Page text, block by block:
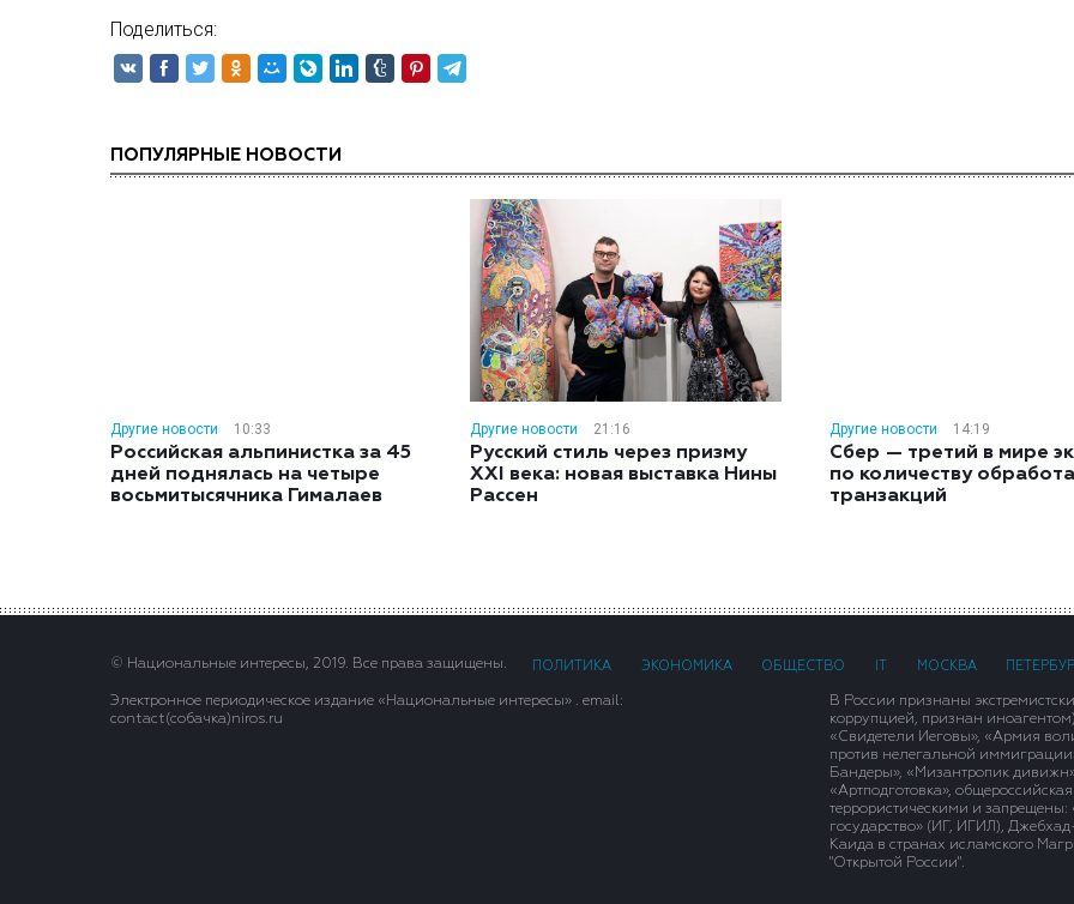
Поделиться:
ПОПУЛЯРНЫЕ НОВОСТИ
Другие новости 10:33
Российская альпинистка за 45
дней поднялась на четыре
восьмитысячника Гималаев
Другие новости 21:16
Русский стиль через призму
XXI века: новая выставка Нины
Рассен
Другие новости 14:19
Сбер — третий в мире
по количеству
транзакций
© Национальные интересы, 2019. Все права защищены. ПОЛИТИКА ЭКОНОМИКА ОБЩЕСТВО МОСКВА
Электронное периодическое издание «Национальные интересы» . email:
contact(сoбaчка)niros.ru
В России признаны
коррупцией, признан
«Свидетели Иеговы», «Армия
против нелегальной
Бандеры», «Мизантропик
«Артподготовка»,
террористическими и
государство» (ИГ, ИГИЛ),
Каида в странах исламского
"Открытой России".